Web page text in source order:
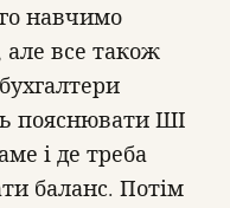
навчимо
але все також
пояснювати ШІ
і де треба
баланс. Потім